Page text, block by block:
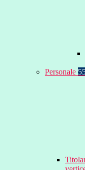
Personale